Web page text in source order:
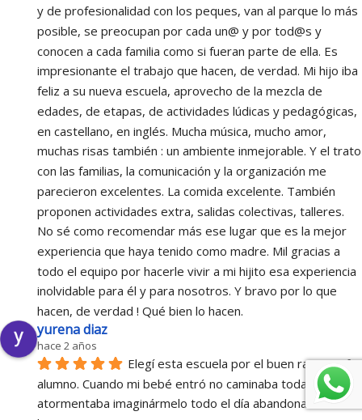
y de profesionalidad con los peques, van al parque lo más
posible, se preocupan por cada un@ y por tod@s y
conocen a cada familia como si fueran parte de ella. Es
impresionante el trabajo que hacen, de verdad. Mi hijo iba
feliz a su nueva escuela, aprovecho de la mezcla de
edades, de etapas, de actividades lúdicas y pedagógicas,
en castellano, en inglés. Mucha música, mucho amor,
muchas risas también : un ambiente inmejorable. Y el trato
con las familias, la comunicación y la organización me
parecieron excelentes. La comida excelente. También
proponen actividades extra, salidas colectivas, talleres.
No sé como recomendar más ese lugar que es la mejor
experiencia que haya tenido como madre. Mil gracias a
todo el equipo por hacerle vivir a mi hijito esa experiencia
inolvidable para él y para nosotros. Y bravo por lo que
hacen, de verdad ! Qué bien lo hacen.
yurena diaz
hace 2 años
Elegí esta escuela por el buen ratio profe
alumno. Cuando mi bebé entró no caminaba todavía y me
atormentaba imaginármelo todo el día abandonado en una